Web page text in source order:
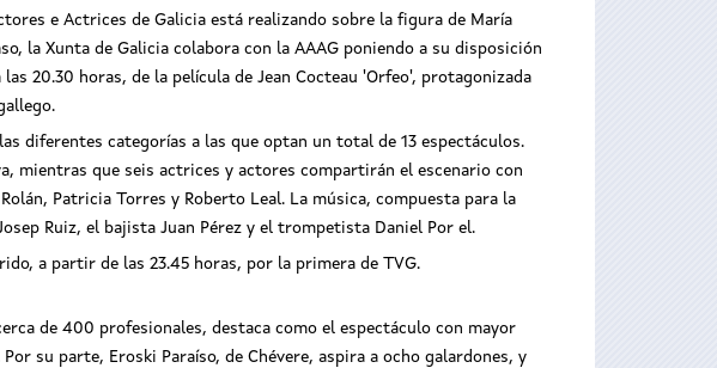
e Actrices de Galicia está realizando sobre la figura de María
la Xunta de Galicia colabora con la AAAG poniendo a su disposición
20.30 horas, de la película de Jean Cocteau 'Orfeo', protagonizada
diferentes categorías a las que optan un total de 13 espectáculos.
mientras que seis actrices y actores compartirán el escenario con
Patricia Torres y Roberto Leal. La música, compuesta para la
Ruiz, el bajista Juan Pérez y el trompetista Daniel Por el.
a partir de las 23.45 horas, por la primera de TVG.
de 400 profesionales, destaca como el espectáculo con mayor
su parte, Eroski Paraíso, de Chévere, aspira a ocho galardones, y